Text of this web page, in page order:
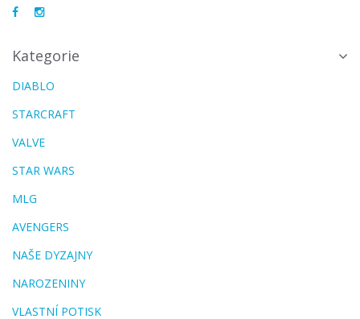
Kategorie
DIABLO
STARCRAFT
VALVE
STAR WARS
MLG
AVENGERS
NAŠE DYZAJNY
NAROZENINY
VLASTNÍ POTISK